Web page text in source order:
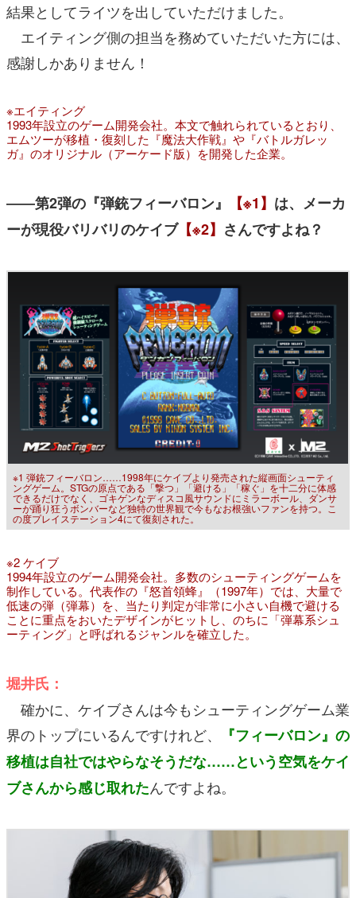
結果としてライツを出していただけました。
エイティング側の担当を務めていただいた方には、
感謝しかありません！
※エイティング
1993年設立のゲーム開発会社。本文で触れられているとおり、
エムツーが移植・復刻した『魔法大作戦』や『バトルガレッ
ガ』のオリジナル（アーケード版）を開発した企業。
――第2弾の『弾銃フィーバロン』 【※1】 は、メーカ
ーが現役バリバリのケイブ【※2】 さんですよね？
※1 弾銃フィーバロン……1998年にケイブより発売された縦画面シューティ
ングゲーム。STGの原点である「撃つ」「避ける」「稼ぐ」を十二分に体感
できるだけでなく、ゴキゲンなディスコ風サウンドにミラーボール、ダンサ
ーが踊り狂うボンバーなど独特の世界観で今もなお根強いファンを持つ。こ
の度プレイステーション4にて復刻された。
※2 ケイブ
1994年設立のゲーム開発会社。多数のシューティングゲームを
制作している。代表作の『怒首領蜂』（1997年）では、大量で
低速の弾（弾幕）を、当たり判定が非常に小さい自機で避ける
ことに重点をおいたデザインがヒットし、のちに「弾幕系シュ
ーティング」と呼ばれるジャンルを確立した。
堀井氏：
確かに、ケイブさんは今もシューティングゲーム業
界のトップにいるんですけれど、
『フィーバロン』の
移植は自社ではやらなそうだな……という空気をケイ
ブさんから感じ取れたんですよね。